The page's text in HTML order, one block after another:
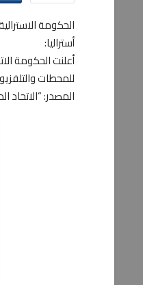
الحكومة الاسترالية تعلن عن
أستراليا:
للمحطات
المصدر: “الاتحاد